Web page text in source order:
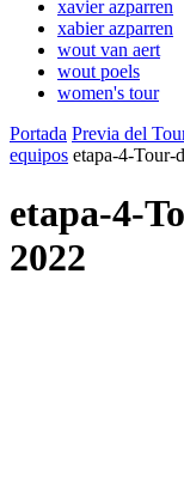
xavier azparren
xabier azparren
wout van aert
wout poels
women's tour
Portada Previa del
equipos etapa-4-Tour-
etapa-4-
2022